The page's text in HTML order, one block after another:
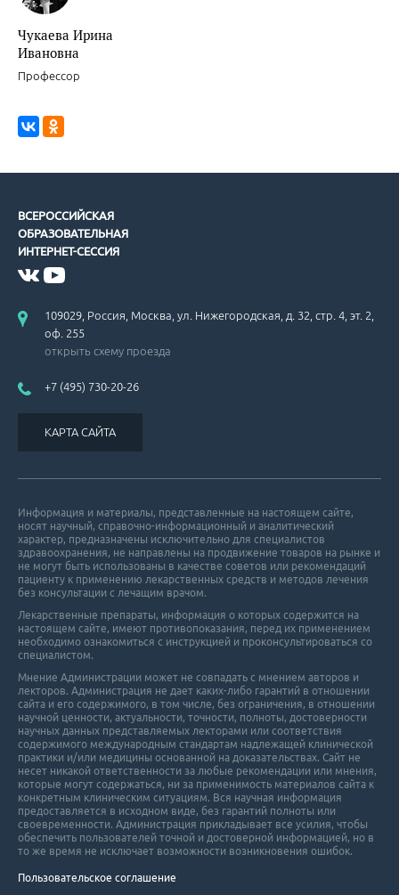
Чукаева Ирина
Ивановна
Профессор
ВСЕРОССИЙСКАЯ
ОБРАЗОВАТЕЛЬНАЯ
ИНТЕРНЕТ-СЕССИЯ
109029, Россия, Москва, ул. Нижегородская, д. 32, стр. 4, эт. 2,
оф. 255
открыть схему проезда
+7 (495) 730-20-26
КАРТА САЙТА
Информация и материалы, представленные на настоящем сайте,
носят научный, справочно-информационный и аналитический
характер, предназначены исключительно для специалистов
здравоохранения, не направлены на продвижение товаров на рынке и
не могут быть использованы в качестве советов или рекомендаций
пациенту к применению лекарственных средств и методов лечения
без консультации с лечащим врачом.
Лекарственные препараты, информация о которых содержится на
настоящем сайте, имеют противопоказания, перед их применением
необходимо ознакомиться с инструкцией и проконсультироваться со
специалистом.
Мнение Администрации может не совпадать с мнением авторов и
лекторов. Администрация не дает каких-либо гарантий в отношении
cайта и его cодержимого, в том числе, без ограничения, в отношении
научной ценности, актуальности, точности, полноты, достоверности
научных данных представляемых лекторами или соответствия
содержимого международным стандартам надлежащей клинической
практики и/или медицины основанной на доказательствах. Сайт не
несет никакой ответственности за любые рекомендации или мнения,
которые могут содержаться, ни за применимость материалов сайта к
конкретным клиническим ситуациям. Вся научная информация
предоставляется в исходном виде, без гарантий полноты или
своевременности. Администрация прикладывает все усилия, чтобы
обеспечить пользователей точной и достоверной информацией, но в
то же время не исключает возможности возникновения ошибок.
Пользовательское соглашение